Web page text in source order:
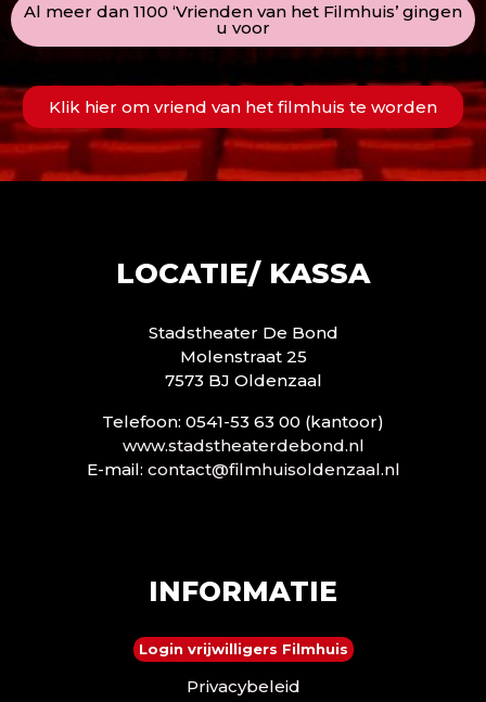
Al meer dan 1100 ‘Vrienden van het Filmhuis’ gingen
u voor
Klik hier om vriend van het filmhuis te worden
LOCATIE/ KASSA
Stadstheater De Bond
Molenstraat 25
7573 BJ Oldenzaal
Telefoon: 0541-53 63 00 (kantoor)
www.stadstheaterdebond.nl
E-mail: contact@filmhuisoldenzaal.nl
INFORMATIE
Login vrijwilligers Filmhuis
Privacybeleid